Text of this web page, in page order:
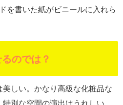
を書いた紙がビニールに入れら
のでは？
しい。かなり高級な化粧品な
別な空間の演出はうれしい。